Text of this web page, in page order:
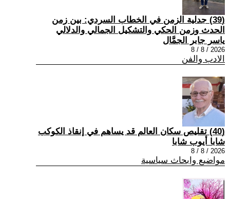
(39) جدلية الزمن في الخطاب السردي: بين زمن
الحدث وزمن الحكي والتشكيل الجمالي والدلالي
ياسر جابر الجمَّال
2026 / 8 / 8
الادب والفن
(40) تقليص سكان العالم قد يساهم في إنقاذ الكوكب
شابا أيوب شابا
2026 / 8 / 8
مواضيع وابحاث سياسية